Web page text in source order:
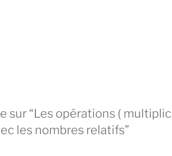
sur “Les opérations (
les nombres relatifs”